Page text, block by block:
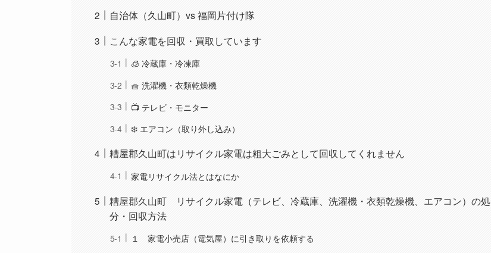
自治体（久山町）vs 福岡片付け隊
こんな家電を回収・買取しています
🧊 冷蔵庫・冷凍庫
🧺 洗濯機・衣類乾燥機
📺 テレビ・モニター
❄️ エアコン（取り外し込み）
糟屋郡久山町はリサイクル家電は粗大ごみとして回収してくれません
家電リサイクル法とはなにか
糟屋郡久山町 リサイクル家電（テレビ、冷蔵庫、洗濯機・衣類乾燥機、エアコン）の処
分・回収方法
１ 家電小売店（電気屋）に引き取りを依頼する